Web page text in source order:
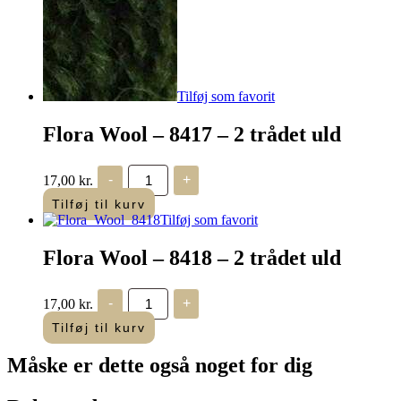
trådet
uld
antal
Tilføj som favorit
Flora Wool – 8417 – 2 trådet uld
17,00 kr. -
Flora
Wool
-
8417
-
trådet
antal
+
Tilføj til kurv
Tilføj som favorit
Flora Wool – 8418 – 2 trådet uld
17,00 kr. -
Flora
Wool
-
8418
2
+
Tilføj til kurv
Måske er dette også noget for dig